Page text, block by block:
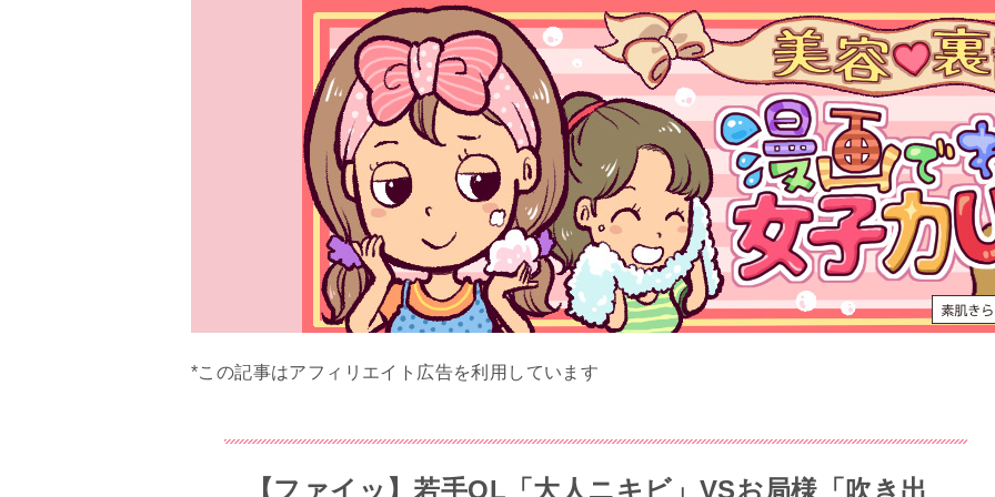
*この記事はアフィリエイト広告を利用しています
【ファイッ】若手OL「大人ニキビ」VSお局様「吹き出